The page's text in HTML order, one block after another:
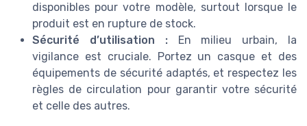
disponibles pour votre modèle, surtout lorsque le
produit est en rupture de stock.
Sécurité d’utilisation :En milieu urbain, la
vigilance est cruciale. Portez un casque et des
équipements de sécurité adaptés, et respectez les
règles de circulation pour garantir votre sécurité
et celle des autres.